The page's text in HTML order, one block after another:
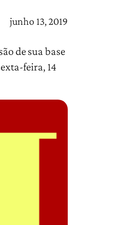
junho 13, 2019
de sua base
feira, 14